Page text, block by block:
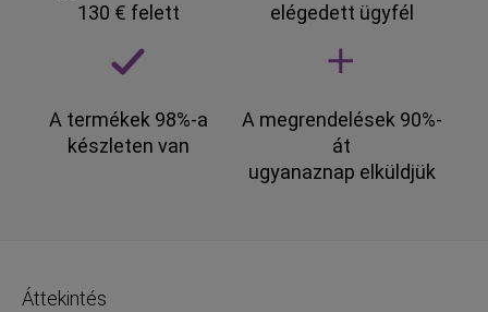
130 € felett
elégedett ügyfél
A termékek 98%-a
készleten van
A megrendelések 90%-
át
ugyanaznap elküldjük
Áttekintés